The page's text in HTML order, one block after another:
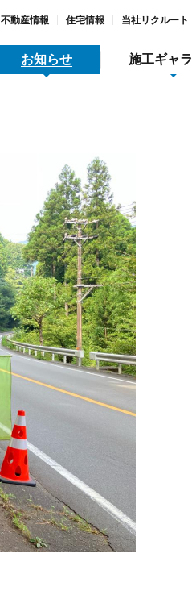
不動産情報 住宅情報 当社リクルート
お知らせ
メディア関連情報
施工ギャ
すまいとくらし
SDGs宣言と取り組み
大河原リース